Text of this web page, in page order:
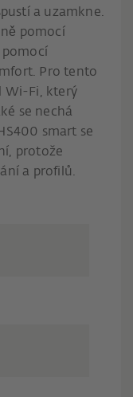
a uzamkne.
pomocí
Pro tento
Wi-Fi, který
se nechá
smart se
protože
a profilů.